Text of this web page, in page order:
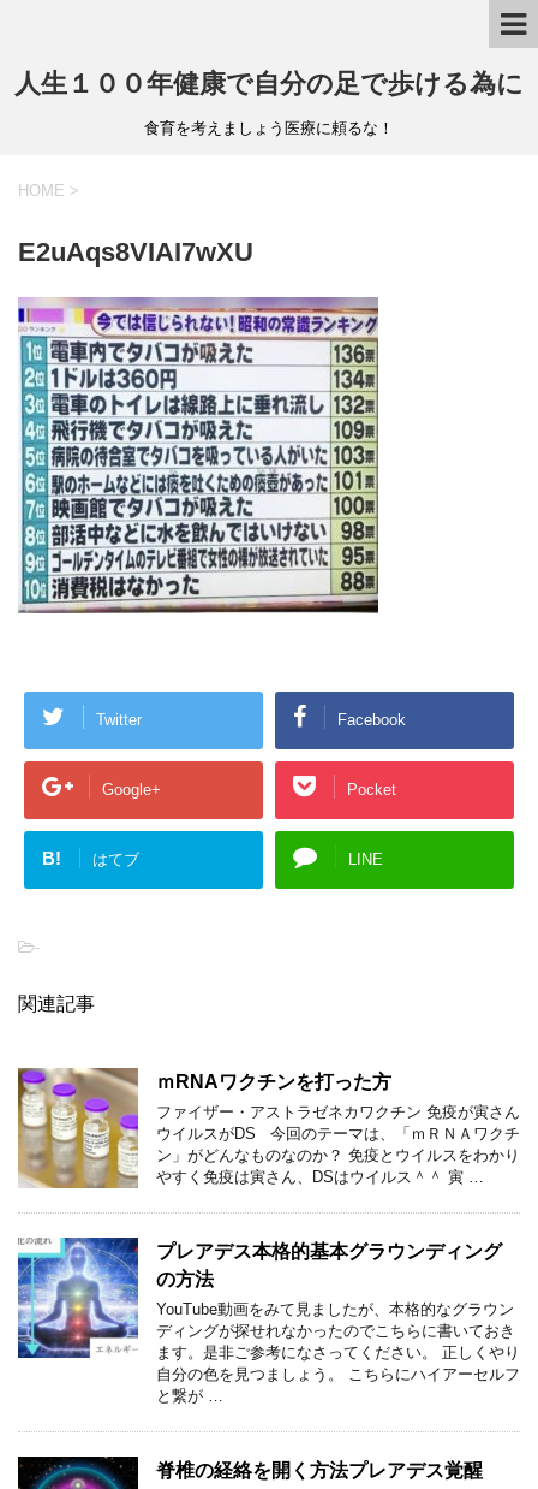
人生１００年健康で自分の足で歩ける為に
食育を考えましょう医療に頼るな！
HOME >
E2uAqs8VIAI7wXU
Twitter Facebook
Google+ Pocket
B! はてブ LINE
-
関連記事
ｍRNAワクチンを打った方
ファイザー・アストラゼネカワクチン 免疫が寅さん
ウイルスがDS 今回のテーマは、「ｍＲＮＡワクチ
ン」がどんなものなのか？ 免疫とウイルスをわかり
やすく免疫は寅さん、DSはウイルス＾＾ 寅 …
プレアデス本格的基本グラウンディング
の方法
YouTube動画をみて見ましたが、本格的なグラウン
ディングが探せれなかったのでこちらに書いておき
ます。是非ご参考になさってください。 正しくやり
自分の色を見つましょう。 こちらにハイアーセルフ
と繋が …
脊椎の経絡を開く方法プレアデス覚醒